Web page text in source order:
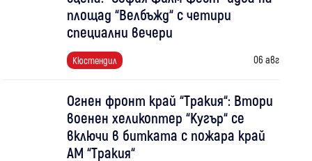
площад “Велбъжд“ с четири
специални вечери
Кюстендил 06 авг
Огнен фронт край “Тракия“: Втори
военен хеликоптер “Кугър“ се
включи в битката с пожара край
АМ “Тракия“